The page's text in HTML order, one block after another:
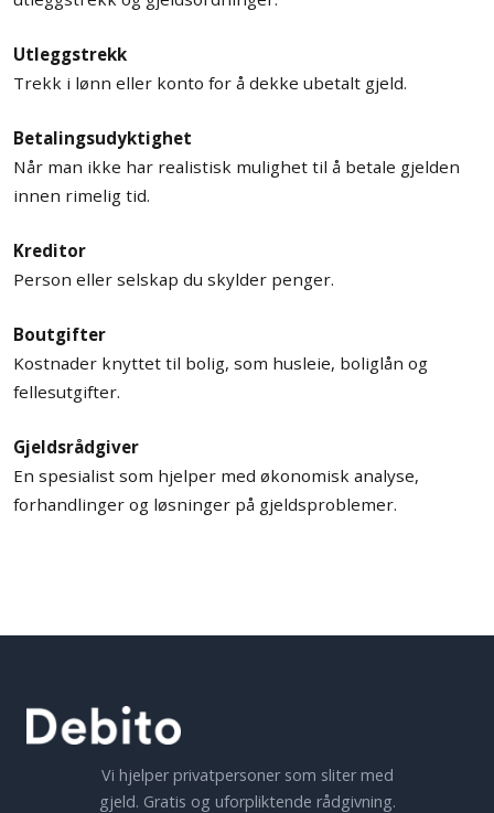
Utleggstrekk
Trekk i lønn eller konto for å dekke ubetalt gjeld.
Betalingsudyktighet
Når man ikke har realistisk mulighet til å betale gjelden
innen rimelig tid.
Kreditor
Person eller selskap du skylder penger.
Boutgifter
Kostnader knyttet til bolig, som husleie, boliglån og
fellesutgifter.
Gjeldsrådgiver
En spesialist som hjelper med økonomisk analyse,
forhandlinger og løsninger på gjeldsproblemer.
Vi hjelper privatpersoner som sliter med
gjeld. Gratis og uforpliktende rådgivning.